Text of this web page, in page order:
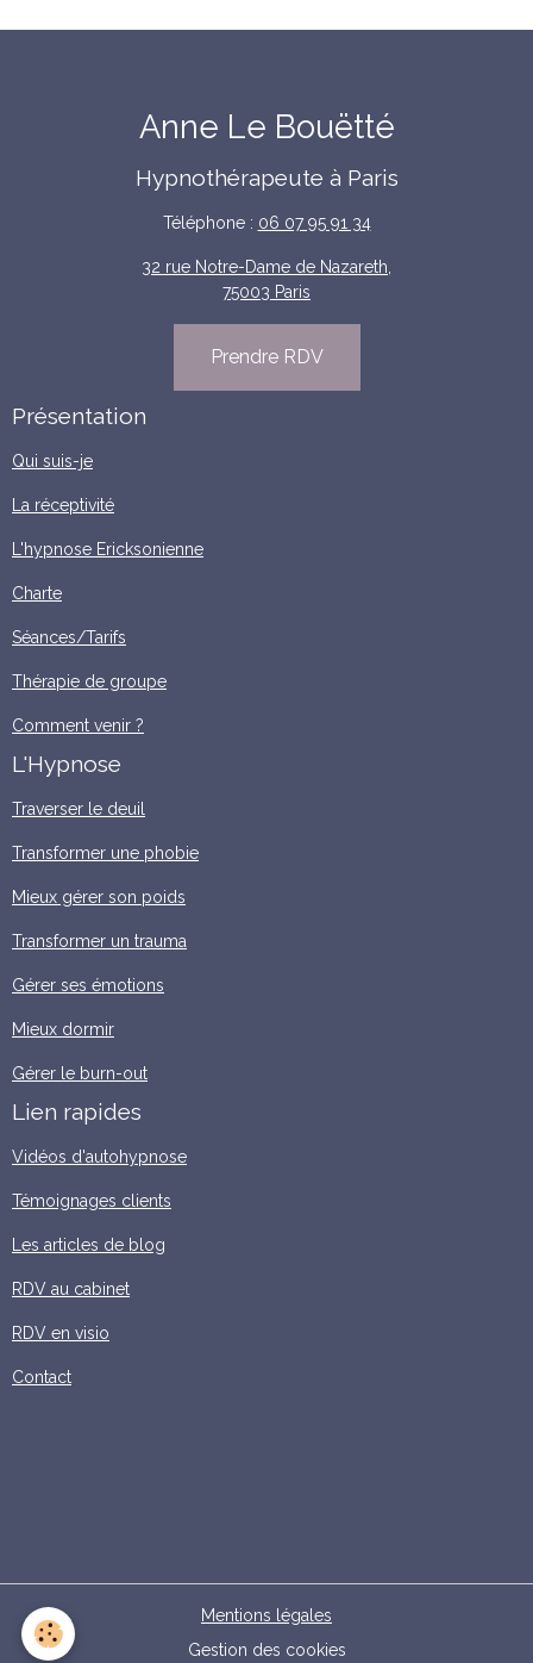
Anne Le Bouëtté
Hypnothérapeute à Paris
Téléphone : 06 07 95 91 34
32 rue Notre-Dame de Nazareth,
75003 Paris
Prendre RDV
Présentation
Qui suis-je
La réceptivité
L'hypnose Ericksonienne
Charte
Séances/Tarifs
Thérapie de groupe
Comment venir ?
L'Hypnose
Traverser le deuil
Transformer une phobie
Mieux gérer son poids
Transformer un trauma
Gérer ses émotions
Mieux dormir
Gérer le burn-out
Lien rapides
Vidéos d'autohypnose
Témoignages clients
Les articles de blog
RDV au cabinet
RDV en visio
Contact
Mentions légales
Gestion des cookies